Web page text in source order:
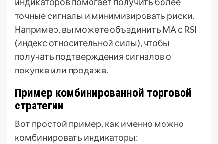
точные сигналы и минимизировать риски.
Например, вы можете объединить МА с RSI
(индекс относительной силы), чтобы
получать подтверждения сигналов о
покупке или продаже.
Пример комбинированной торговой
стратегии
Вот простой пример, как именно можно
комбинировать индикаторы: